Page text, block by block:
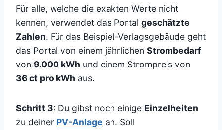
Für alle, welche die exakten Werte nicht
kennen, verwendet das Portal geschätzte
Zahlen. Für das Beispiel-Verlagsgebäude geht
das Portal von einem jährlichen Strombedarf
von 9.000 kWh und einem Strompreis von
36 ct pro kWh aus.
Schritt 3: Du gibst noch einige Einzelheiten
zu deiner PV-Anlage an. Soll